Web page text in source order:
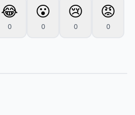
😂
0
😮
0
😢
0
😡
0